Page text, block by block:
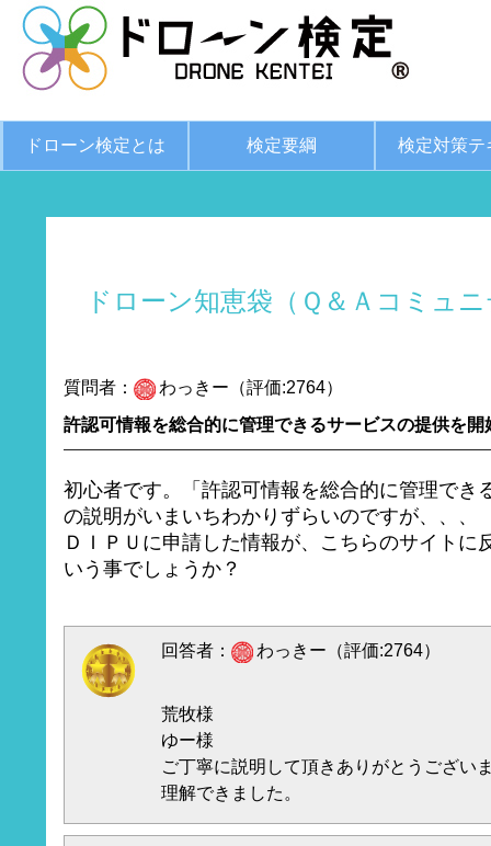
ドローン検定とは 検定要綱 検定対策テ
ドローン知恵袋（Ｑ＆Ａコミュ
質問者：
わっきー（評価:2764）
許認可情報を総合的に管理できるサービスの提供を開
初心者です。「許認可情報を総合的に管理でき
の説明がいまいちわかりずらいのですが、、、
ＤＩＰＵに申請した情報が、こちらのサイトに
いう事でしょうか？
回答者： わっきー（評価:2764）
荒牧様
ゆー様
ご丁寧に説明して頂きありがとうござい
理解できました。